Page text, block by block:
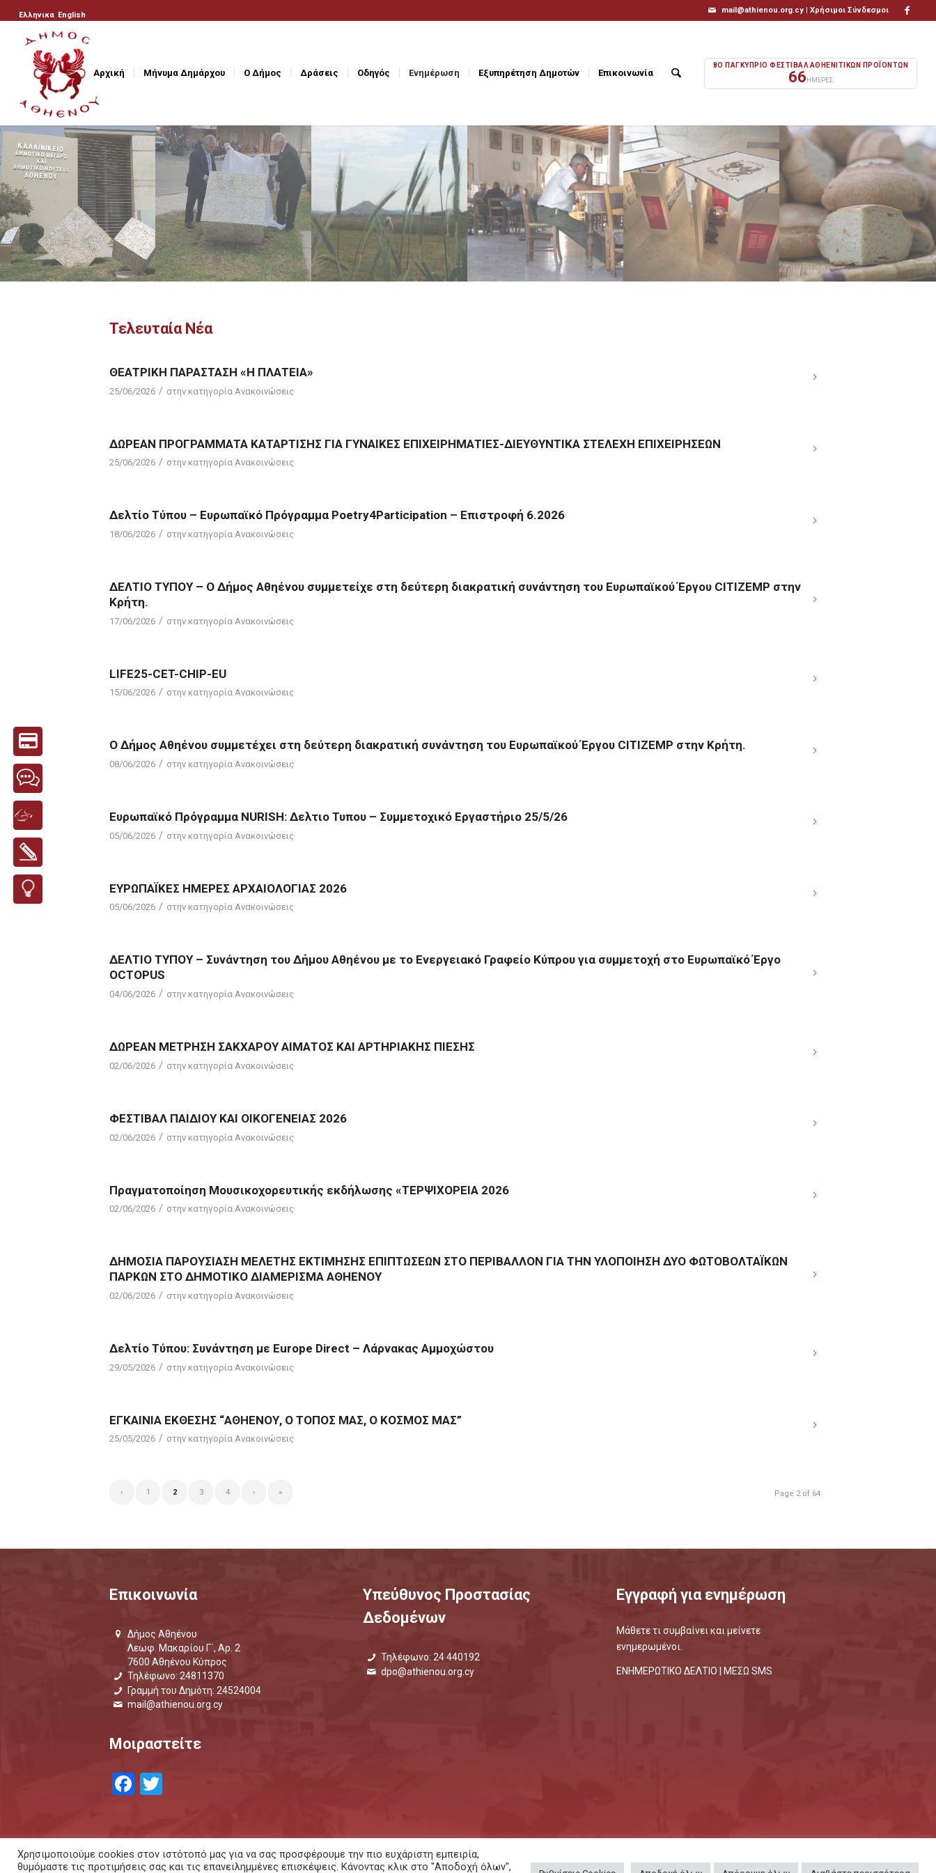
Ελληνικα English
mail@athienou.org.cy |Χρήσιμοι Σύνδεσμοι
Αρχική Μήνυμα Δημάρχου Ο Δήμος Δράσεις Οδηγός Ενημέρωση Εξυπηρέτηση Δημοτών Επικοινωνία
8Ο ΠΑΓΚΥΠΡΙΟ ΦΕΣΤΙΒΑΛ ΑΘΗΕΝΙΤΙΚΩΝ ΠΡΟΪΟΝΤΩΝ
66 ΗΜΕΡΕΣ
Τελευταία Νέα
ΘΕΑΤΡΙΚΗ ΠΑΡΑΣΤΑΣΗ «Η ΠΛΑΤΕΙΑ»
25/06/2026 / στην κατηγορία Ανακοινώσεις
ΔΩΡΕΑΝ ΠΡΟΓΡΑΜΜΑΤΑ ΚΑΤΑΡΤΙΣΗΣ ΓΙΑ ΓΥΝΑΙΚΕΣ ΕΠΙΧΕΙΡΗΜΑΤΙΕΣ-ΔΙΕΥΘΥΝΤΙΚΑ ΣΤΕΛΕΧΗ ΕΠΙΧΕΙΡΗΣΕΩΝ
25/06/2026 / στην κατηγορία Ανακοινώσεις
Δελτίο Τύπου – Ευρωπαϊκό Πρόγραμμα Poetry4Participation – Επιστροφή 6.2026
18/06/2026 / στην κατηγορία Ανακοινώσεις
ΔΕΛΤΙΟ ΤΥΠΟΥ – Ο Δήμος Αθηένου συμμετείχε στη δεύτερη διακρατική συνάντηση του Ευρωπαϊκού Έργου CITIZEMP στην
Κρήτη.
17/06/2026 / στην κατηγορία Ανακοινώσεις
LIFE25-CET-CHIP-EU
15/06/2026 / στην κατηγορία Ανακοινώσεις
Ο Δήμος Αθηένου συμμετέχει στη δεύτερη διακρατική συνάντηση του Ευρωπαϊκού Έργου CITIZEMP στην Κρήτη.
08/06/2026 / στην κατηγορία Ανακοινώσεις
Ευρωπαϊκό Πρόγραμμα NURISH: Δελτιο Τυπου – Συμμετοχικό Εργαστήριο 25/5/26
05/06/2026 / στην κατηγορία Ανακοινώσεις
ΕΥΡΩΠΑΪΚΕΣ ΗΜΕΡΕΣ ΑΡΧΑΙΟΛΟΓΙΑΣ 2026
05/06/2026 / στην κατηγορία Ανακοινώσεις
ΔΕΛΤΙΟ ΤΥΠΟΥ – Συνάντηση του Δήμου Αθηένου με το Ενεργειακό Γραφείο Κύπρου για συμμετοχή στο Ευρωπαϊκό Έργο
OCTOPUS
04/06/2026 / στην κατηγορία Ανακοινώσεις
ΔΩΡΕΑΝ ΜΕΤΡΗΣΗ ΣΑΚΧΑΡΟΥ ΑΙΜΑΤΟΣ ΚΑΙ ΑΡΤΗΡΙΑΚΗΣ ΠΙΕΣΗΣ
02/06/2026 / στην κατηγορία Ανακοινώσεις
ΦΕΣΤΙΒΑΛ ΠΑΙΔΙΟΥ ΚΑΙ ΟΙΚΟΓΕΝΕΙΑΣ 2026
02/06/2026 / στην κατηγορία Ανακοινώσεις
Πραγματοποίηση Μουσικοχορευτικής εκδήλωσης «ΤΕΡΨΙΧΟΡΕΙΑ 2026
02/06/2026 / στην κατηγορία Ανακοινώσεις
ΔΗΜΟΣΙΑ ΠΑΡΟΥΣΙΑΣΗ ΜΕΛΕΤΗΣ ΕΚΤΙΜΗΣΗΣ ΕΠΙΠΤΩΣΕΩΝ ΣΤΟ ΠΕΡΙΒΑΛΛΟΝ ΓΙΑ ΤΗΝ ΥΛΟΠΟΙΗΣΗ ΔΥΟ ΦΩΤΟΒΟΛΤΑΪΚΩΝ
ΠΑΡΚΩΝ ΣΤΟ ΔΗΜΟΤΙΚΟ ΔΙΑΜΕΡΙΣΜΑ ΑΘΗΕΝΟΥ
02/06/2026 / στην κατηγορία Ανακοινώσεις
Δελτίο Τύπου: Συνάντηση με Europe Direct – Λάρνακας Αμμοχώστου
29/05/2026 / στην κατηγορία Ανακοινώσεις
ΕΓΚΑΙΝΙΑ ΕΚΘΕΣΗΣ “ΑΘΗΕΝΟΥ, Ο ΤΟΠΟΣ ΜΑΣ, Ο ΚΟΣΜΟΣ ΜΑΣ”
25/05/2026 / στην κατηγορία Ανακοινώσεις
Page 2 of 64
‹ 1 2 3 4 › »
Επικοινωνία
Δήμος Αθηένου
Λεωφ. Μακαρίου Γ΄, Αρ. 2
7600 Αθηένου Κύπρος
Τηλέφωνο: 24811370
Γραμμή του Δημότη: 24524004
mail@athienou.org.cy
Μοιραστείτε
Facebook
Υπεύθυνος Προστασίας
Δεδομένων
Τηλέφωνο: 24 440192
dpo@athienou.org.cy
Εγγραφή για ενημέρωση
Μάθετε τι συμβαίνει και μείνετε
ενημερωμένοι.
ΕΝΗΜΕΡΩΤΙΚΟ ΔΕΛΤΙΟ | ΜΕΣΩ SMS
Χρησιμοποιούμε cookies στον ιστότοπό μας για να σας προσφέρουμε την πιο ευχάριστη εμπειρία,
θυμόμαστε τις προτιμήσεις σας και τις επανειλημμένες επισκέψεις. Κάνοντας κλικ στο "Αποδοχή όλων",